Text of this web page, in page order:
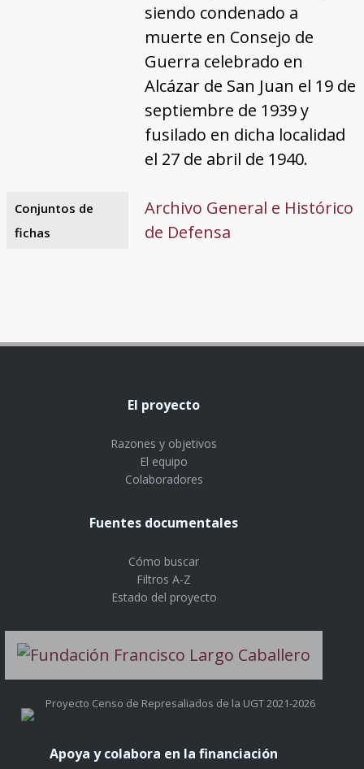
siendo condenado a
muerte en Consejo de
Guerra celebrado en
Alcázar de San Juan el 19 de
septiembre de 1939 y
fusilado en dicha localidad
el 27 de abril de 1940.
Conjuntos de
fichas
Archivo General e Histórico
de Defensa
El proyecto
Razones y objetivos
El equipo
Colaboradores
Fuentes documentales
Cómo buscar
Filtros A-Z
Estado del proyecto
Proyecto Censo de Represaliados de la UGT 2021-2026
Apoya y colabora en la financiación